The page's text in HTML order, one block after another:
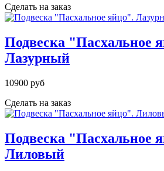
Сделать на заказ
Подвеска "Пасхальное
Лазурный
10900 руб
Сделать на заказ
Подвеска "Пасхальное
Лиловый